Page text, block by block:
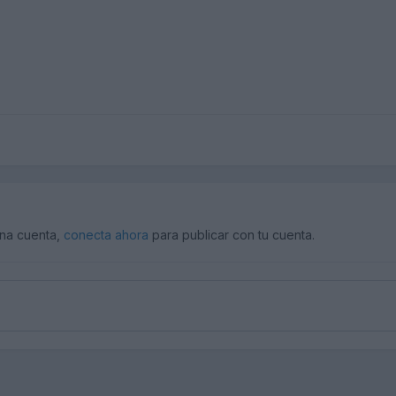
cuenta, conecta ahora para publicar con tu cuenta.